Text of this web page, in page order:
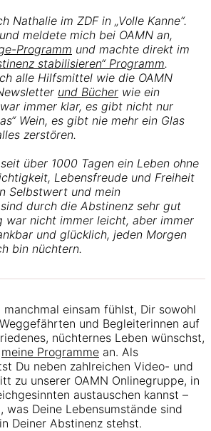
Nathalie im ZDF in „Volle Kanne“.
meldete mich bei OAMN an,
Programm und machte direkt im
stabilisieren“ Programm.
alle Hilfsmittel wie die OAMN
und Bücher wie ein
immer klar, es gibt nicht nur
Wein, es gibt nie mehr ein Glas
zerstören.
über 1000 Tagen ein Leben ohne
Lebensfreude und Freiheit
Selbstwert und mein
durch die Abstinenz sehr gut
war nicht immer leicht, aber immer
und glücklich, jeden Morgen
bin nüchtern.
manchmal einsam fühlst, Dir sowohl
und Begleiterinnen auf
nüchternes Leben wünschst,
meine Programme an. Als
Du neben zahlreichen Video- und
zu unserer OAMN Onlinegruppe, in
austauschen kannst –
was Deine Lebensumstände sind
Deiner Abstinenz stehst.